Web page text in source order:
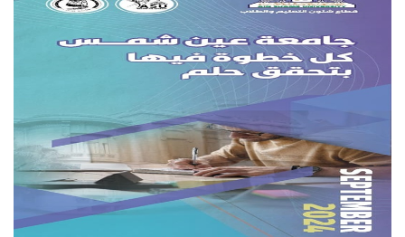
الطلاب
هيئة التدريس
الدراسات العليا